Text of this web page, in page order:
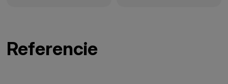
Referencie